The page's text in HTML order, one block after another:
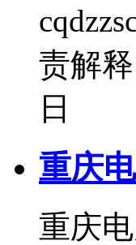
责解
日
重庆
重庆